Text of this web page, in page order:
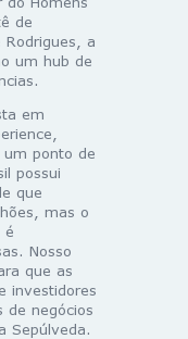
de
a
um hub de
em
ponto de
possui
que
mas o
é
Nosso
que as
investidores
de negócios
Sepúlveda.